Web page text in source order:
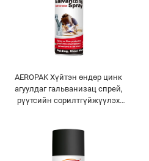
AEROPAK Хүйтэн өндөр цинк
агуулдаг гальванизац спрей,
рүүтсийн сорилтгүйжүүлэх